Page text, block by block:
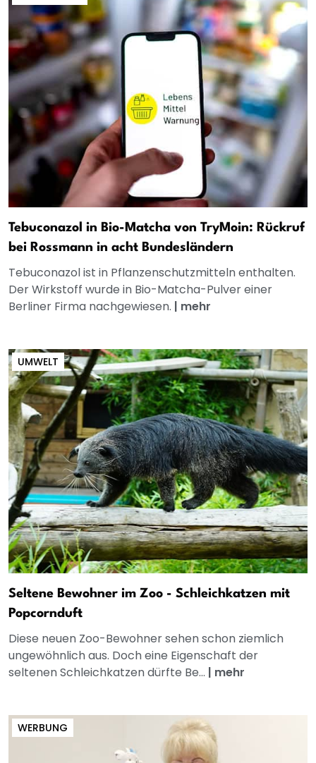
Tebuconazol in Bio-Matcha von TryMoin: Rückruf
bei Rossmann in acht Bundesländern
Tebuconazol ist in Pflanzenschutzmitteln enthalten.
Der Wirkstoff wurde in Bio-Matcha-Pulver einer
Berliner Firma nachgewiesen. | mehr
UMWELT
Seltene Bewohner im Zoo - Schleichkatzen mit
Popcornduft
Diese neuen Zoo-Bewohner sehen schon ziemlich
ungewöhnlich aus. Doch eine Eigenschaft der
seltenen Schleichkatzen dürfte Be... | mehr
WERBUNG